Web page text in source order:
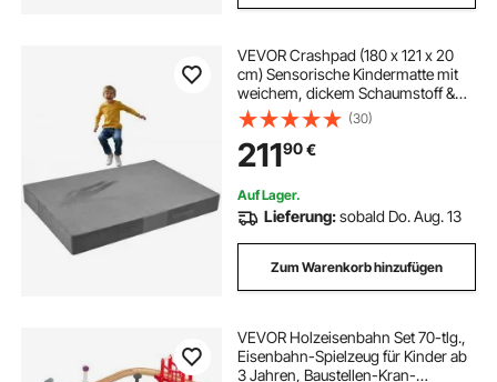
VEVOR Crashpad (180 x 121 x 20
cm) Sensorische Kindermatte mit
weichem, dickem Schaumstoff &
waschbarem Bezug, für
Sinnesräume für Kinder und
Erwachsene zum Springen Spielen
Klettern Turnen
(30)
21190€
Auf Lager.
Lieferung:sobald Do. Aug. 13
Zum Warenkorb hinzufügen
VEVOR Holzeisenbahn Set 70-tlg.,
Eisenbahn-Spielzeug für Kinder ab
3 Jahren, Baustellen-Kran-